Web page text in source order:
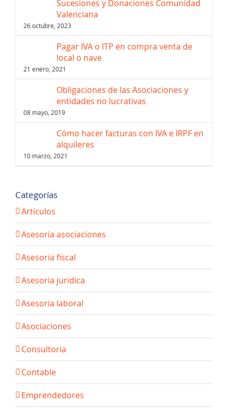
Sucesiones y Donaciones Comunidad
Valenciana
26 octubre, 2023
Pagar IVA o ITP en compra venta de
local o nave
21 enero, 2021
Obligaciones de las Asociaciones y
entidades no lucrativas
08 mayo, 2019
Cómo hacer facturas con IVA e IRPF en
alquileres
10 marzo, 2021
Categorías
Artículos
Asesoria asociaciones
Asesoria fiscal
Asesoria juridica
Asesoria laboral
Asociaciones
Consultoria
Contable
Emprendedores